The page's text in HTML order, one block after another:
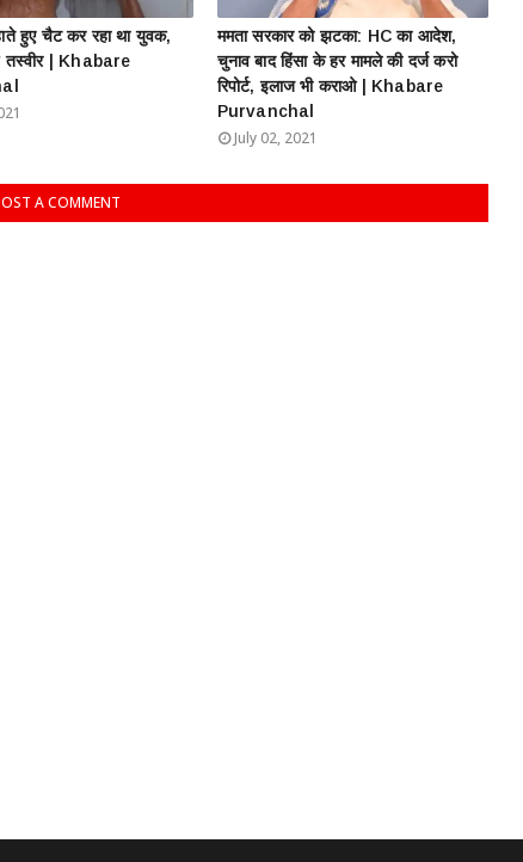
हुए चैट कर रहा था युवक,
तस्वीर | Khabare
ममता सरकार को झटका: HC का आदेश,
चुनाव बाद हिंसा के हर मामले की दर्ज करो
रिपोर्ट, इलाज भी कराओ | Khabare
Purvanchal
July 02, 2021
A COMMENT